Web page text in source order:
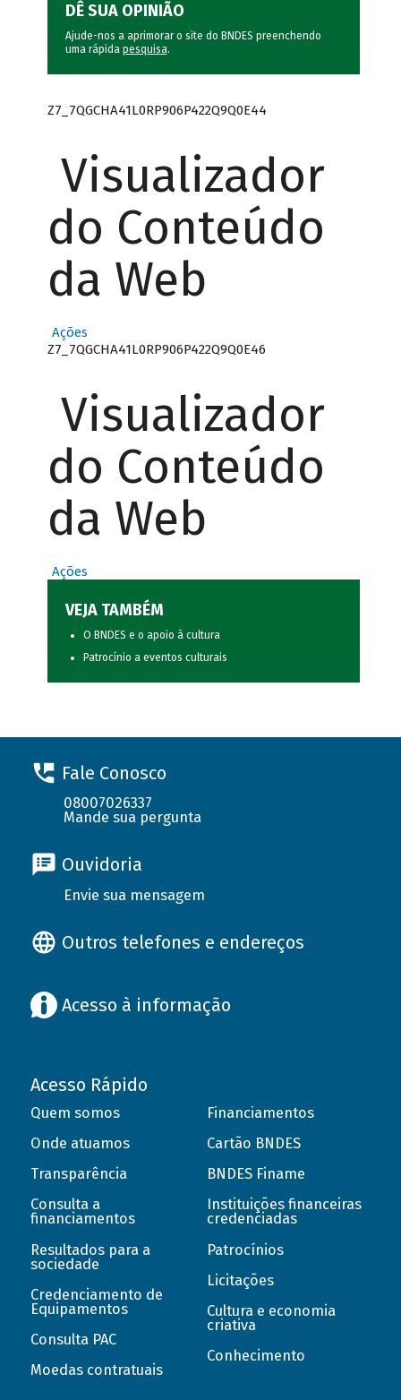
DÊ SUA OPINIÃO
Ajude-nos a aprimorar o site do BNDES preenchendo
uma rápida pesquisa.
Z7_7QGCHA41L0RP906P422Q9Q0E44
Visualizador
do Conteúdo
da Web
Ações
Z7_7QGCHA41L0RP906P422Q9Q0E46
Visualizador
do Conteúdo
da Web
Ações
VEJA TAMBÉM
O BNDES e o apoio à cultura
Patrocínio a eventos culturais
Fale Conosco
08007026337
Mande sua pergunta
Ouvidoria
Envie sua mensagem
Outros telefones e endereços
Acesso à informação
Acesso Rápido
Quem somos
Onde atuamos
Transparência
Consulta a
financiamentos
Resultados para a
sociedade
Credenciamento de
Equipamentos
Consulta PAC
Moedas contratuais
Financiamentos
Cartão BNDES
BNDES Finame
Instituições financeiras
credenciadas
Patrocínios
Licitações
Cultura e economia
criativa
Conhecimento